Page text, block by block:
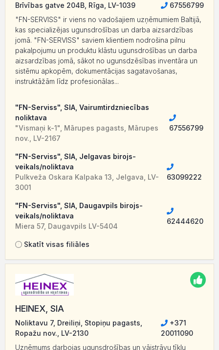
Brīvības gatve 204B, Rīga, LV-1039
67556799
"FN-SERVISS" ir viens no vadošajiem uzņēmumiem Baltijā,
kas specializējas ugunsdrošības un darba aizsardzības
jomā. "FN-SERVISS" saviem klientiem nodrošina pilnu
pakalpojumu un produktu klāstu ugunsdrošības un darba
aizsardzības jomā, sākot no ugunsdzēsības inventāra un
sistēmu apkopēm, dokumentācijas sagatavošanas,
instruktāžām līdz profesionālas...
"FN-Serviss", SIA, Vairumtirdzniecības
noliktava
"Vismaņi k-1", Mārupes pagasts, Mārupes
nov., LV-2167
67556799
"FN-Serviss", SIA, Jelgavas birojs-
veikals/noliktava
Pulkveža Oskara Kalpaka 13, Jelgava, LV-
3001
63099222
"FN-Serviss", SIA, Daugavpils birojs-
veikals/noliktava
Miera 57, Daugavpils LV-5404
62444620
Skatīt visas filiāles
HEINEX, SIA
Noliktavu 7, Dreiliņi, Stopiņu pagasts,
Ropažu nov., LV-2130
+371
20011090
Uzņēmums darbojas ugunsdrošības un vājstrāvu tīklu